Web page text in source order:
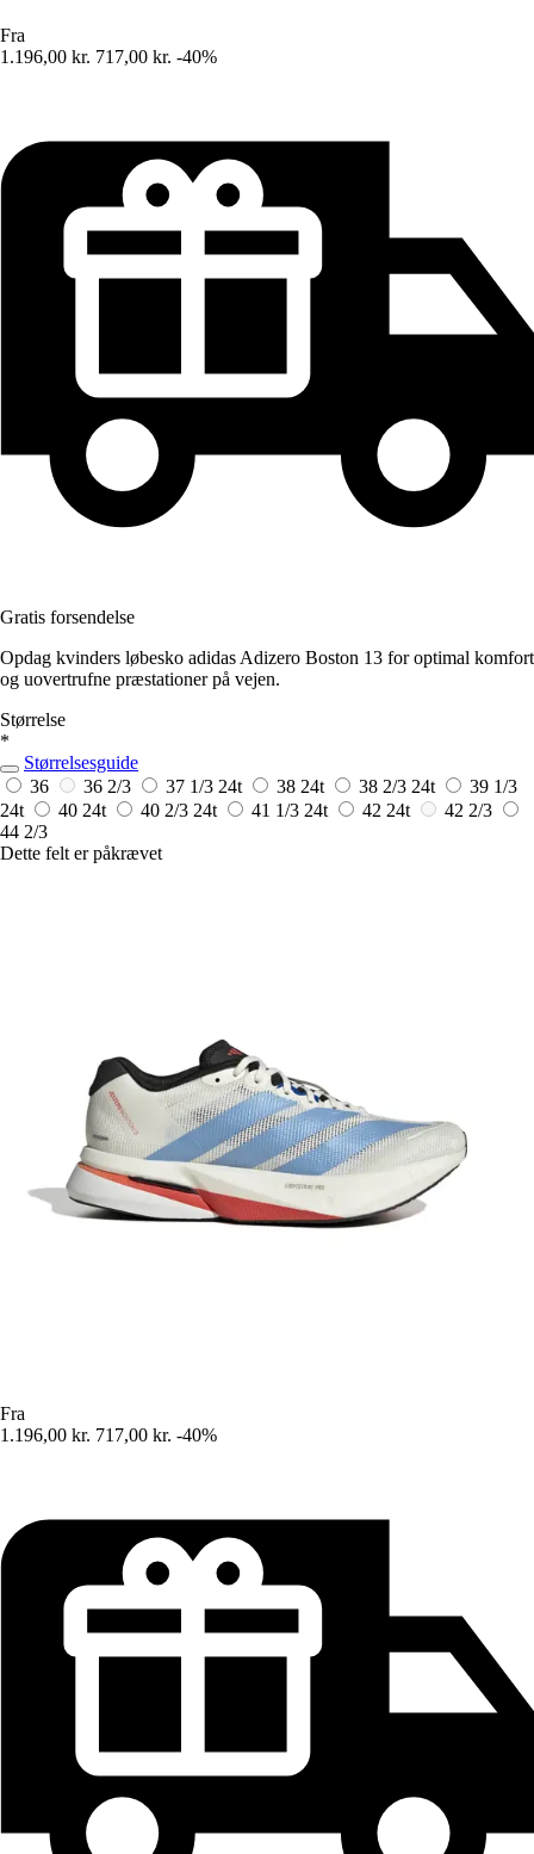
Fra
1.196,00 kr. 717,00 kr. -40%
Gratis forsendelse
Opdag kvinders løbesko adidas Adizero Boston 13 for optimal komfort
og uovertrufne præstationer på vejen.
Størrelse
*
Størrelsesguide
36
36 2/3 37 1/3 24t 38 24t 38 2/3 24t
39 1/3
24t
40 24t 40 2/3 24t 41 1/3 24t 42 24t
42 2/3
44 2/3
Dette felt er påkrævet
Fra
1.196,00 kr. 717,00 kr. -40%